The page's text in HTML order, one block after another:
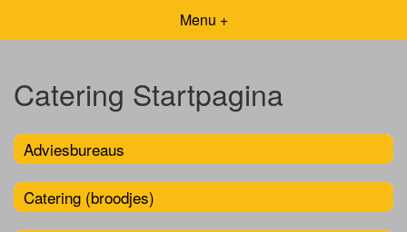
Menu +
Catering Startpagina
Adviesbureaus
Catering (broodjes)